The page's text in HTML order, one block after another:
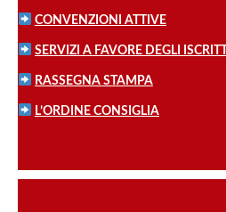
CONVENZIONI ATTIVE
SERVIZI A FAVORE DEGLI ISCRITTI
RASSEGNA STAMPA
L’ORDINE CONSIGLIA